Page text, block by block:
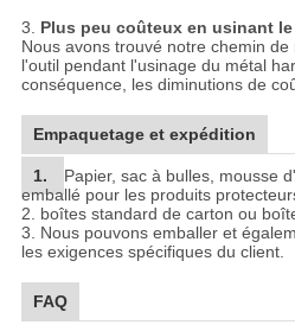
3. Plus peu coûteux en usinant
Nous avons trouvé notre chemin
l'outil pendant l'usinage du métal
conséquence, les diminutions de
Empaquetage et expédition
1.
Papier, sac à bulles, mousse
emballé pour les produits
2. boîtes standard de carton ou
3. Nous pouvons emballer et
les exigences spécifiques du client.
FAQ